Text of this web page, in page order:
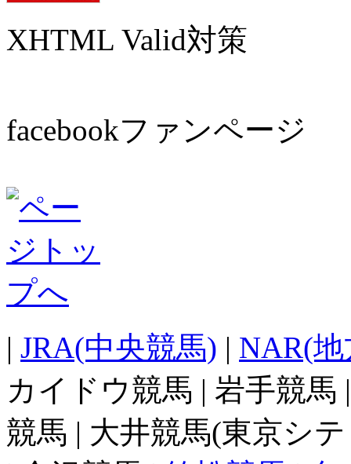
XHTML Valid対策
facebookファンページ
| JRA(中央競馬) | NAR(
カイドウ競馬 | 岩手競馬
競馬 | 大井競馬(東京シ